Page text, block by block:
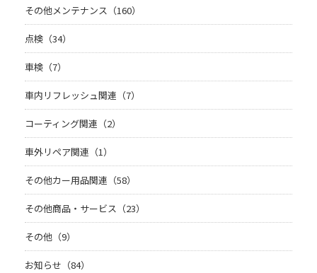
その他メンテナンス（160）
点検（34）
車検（7）
車内リフレッシュ関連（7）
コーティング関連（2）
車外リペア関連（1）
その他カー用品関連（58）
その他商品・サービス（23）
その他（9）
お知らせ（84）